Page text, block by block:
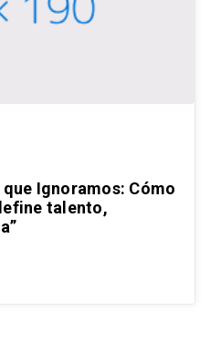
Ignoramos: Cómo
talento,